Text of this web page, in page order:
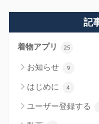
記
着物アプリ 25
お知らせ 9
はじめに 4
ユーザー登録する